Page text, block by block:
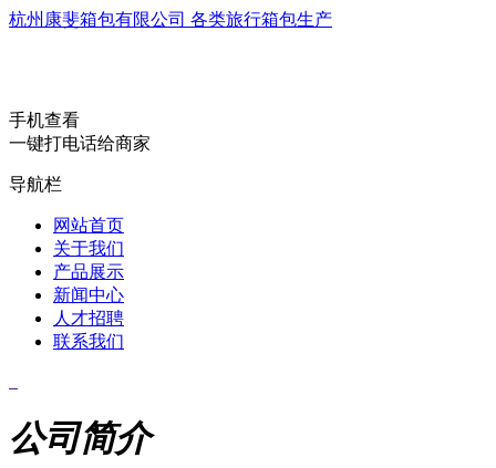
杭州康斐箱包有限公司 各类旅行箱包生产
手机查看
一键打电话给商家
导航栏
网站首页
关于我们
产品展示
新闻中心
人才招聘
联系我们
公司简介